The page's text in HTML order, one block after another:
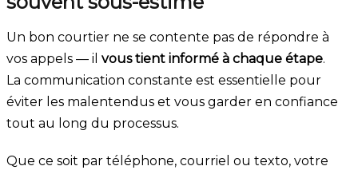
Un bon courtier ne se contente pas de répondre à
vos appels — il vous tient informé à chaque étape.
La communication constante est essentielle pour
éviter les malentendus et vous garder en confiance
tout au long du processus.
Que ce soit par téléphone, courriel ou texto, votre